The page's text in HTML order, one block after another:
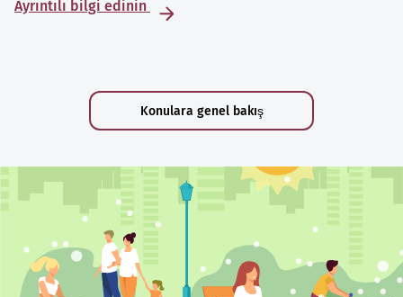
Ayrıntılı bilgi edinin
Konulara genel bakış